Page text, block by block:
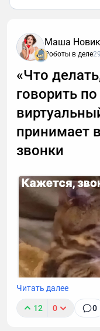
Маша
Роботы в деле
«Что
говорить
принимает
звонки
Читать далее
12 0 0